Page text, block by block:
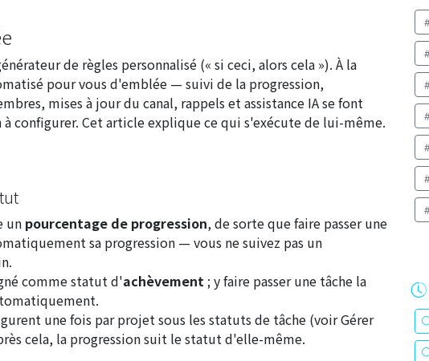
de règles personnalisé (« si ceci, alors cela »). À la
pour vous d'emblée — suivi de la progression,
mises à jour du canal, rappels et assistance IA se font
configurer. Cet article explique ce qui s'exécute de lui-même.
un pourcentage de progression, de sorte que faire passer une
sa progression — vous ne suivez pas un
comme statut d'achèvement ; y faire passer une tâche la
une fois par projet sous les statuts de tâche (voirGérer
cela, la progression suit le statut d'elle-même.